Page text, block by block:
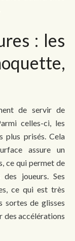
: les
de servir de
celles-ci, les
plus prisés. Cela
assure un
ce qui permet de
joueurs. Ses
ce qui est très
sortes de glisses
des accélérations